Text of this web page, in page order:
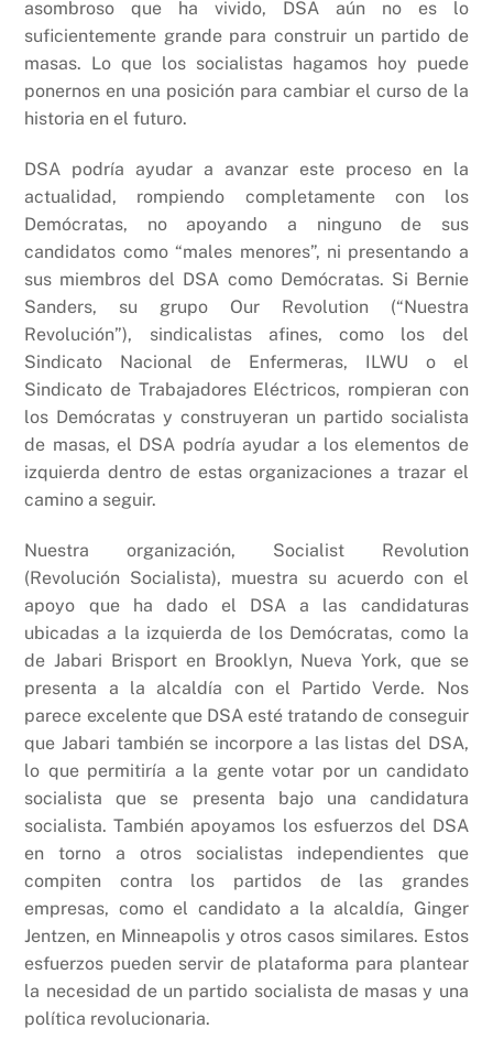
asombroso que ha vivido, DSA aún no es lo
suficientemente grande para construir un partido de
masas. Lo que los socialistas hagamos hoy puede
ponernos en una posición para cambiar el curso de la
historia en el futuro.
DSA podría ayudar a avanzar este proceso en la
actualidad, rompiendo completamente con los
Demócratas, no apoyando a ninguno de sus
candidatos como “males menores”, ni presentando a
sus miembros del DSA como Demócratas. Si Bernie
Sanders, su grupo Our Revolution (“Nuestra
Revolución”), sindicalistas afines, como los del
Sindicato Nacional de Enfermeras, ILWU o el
Sindicato de Trabajadores Eléctricos, rompieran con
los Demócratas y construyeran un partido socialista
de masas, el DSA podría ayudar a los elementos de
izquierda dentro de estas organizaciones a trazar el
camino a seguir.
Nuestra organización, Socialist Revolution
(Revolución Socialista), muestra su acuerdo con el
apoyo que ha dado el DSA a las candidaturas
ubicadas a la izquierda de los Demócratas, como la
de Jabari Brisport en Brooklyn, Nueva York, que se
presenta a la alcaldía con el Partido Verde. Nos
parece excelente que DSA esté tratando de conseguir
que Jabari también se incorpore a las listas del DSA,
lo que permitiría a la gente votar por un candidato
socialista que se presenta bajo una candidatura
socialista. También apoyamos los esfuerzos del DSA
en torno a otros socialistas independientes que
compiten contra los partidos de las grandes
empresas, como el candidato a la alcaldía, Ginger
Jentzen, en Minneapolis y otros casos similares. Estos
esfuerzos pueden servir de plataforma para plantear
la necesidad de un partido socialista de masas y una
política revolucionaria.